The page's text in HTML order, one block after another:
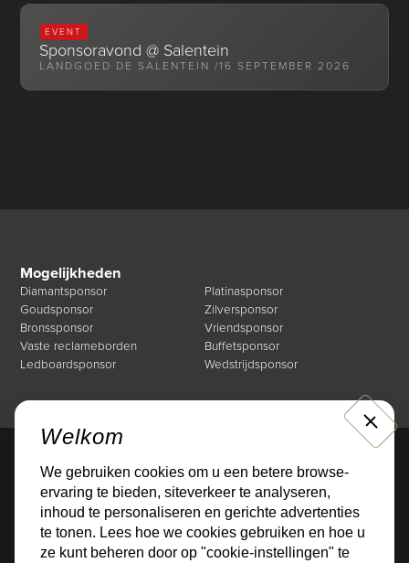
EVENT
Sponsoravond @ Salentein
LANDGOED DE SALENTEIN /16 SEPTEMBER 2026
Mogelijkheden
Diamantsponsor
Platinasponsor
Goudsponsor
Zilversponsor
Bronssponsor
Vriendsponsor
Vaste reclameborden
Buffetsponsor
Ledboardsponsor
Wedstrijdsponsor
Direct naar
Mogelijkheden
Over de Businessclub
Nieuws
Events
Sponsoren
Contact
Welkom
We gebruiken cookies om u een betere browse-
ervaring te bieden, siteverkeer te analyseren,
inhoud te personaliseren en gerichte advertenties
te tonen. Lees hoe we cookies gebruiken en hoe u
ze kunt beheren door op "cookie-instellingen" te
CLOSE